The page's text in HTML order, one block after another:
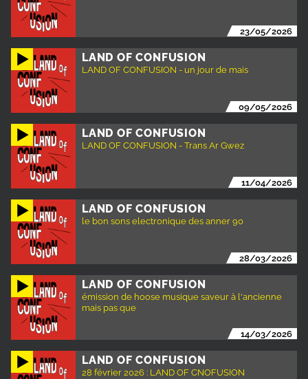
23/05/2026
LAND OF CONFUSION
LAND OF CONFUSION - un jour de mais
09/05/2026
LAND OF CONFUSION
LAND OF CONFUSION - Trans Ar Gwez
11/04/2026
LAND OF CONFUSION
le bon sons electronique des anner 90
28/03/2026
LAND OF CONFUSION
émission de hoose musique saveur à l'ancienne
mais pas que
14/03/2026
LAND OF CONFUSION
28 février 2026 : LAND OF CNOFUSION